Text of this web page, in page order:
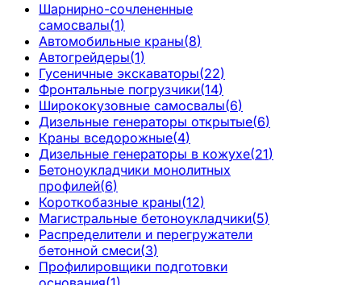
Шарнирно-сочлененные
самосвалы(1)
Автомобильные краны(8)
Автогрейдеры(1)
Гусеничные экскаваторы(22)
Фронтальные погрузчики(14)
Ширококузовные самосвалы(6)
Дизельные генераторы открытые(6)
Краны вседорожные(4)
Дизельные генераторы в кожухе(21)
Бетоноукладчики монолитных
профилей(6)
Короткобазные краны(12)
Магистральные бетоноукладчики(5)
Распределители и перегружатели
бетонной смеси(3)
Профилировщики подготовки